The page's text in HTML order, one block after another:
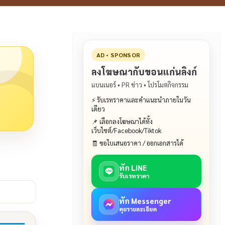
AD • SPONSOR
ลงโฆษณากับขอนแก่นลิงก์
แบนเนอร์ • PR ข่าว • โปรโมตกิจกรรม
⚡ รับเรทราคาและคำแนะนำภายในวัน
เดียว
📌 เลือกลงโฆษณาได้ทั้ง
เว็บไซต์/Facebook/Tiktok
🧾 ขอใบเสนอราคา / ออกเอกสารได้
ทัก LINE
รับเรทราคา
ทัก Messenger
คุยรายละเอียด